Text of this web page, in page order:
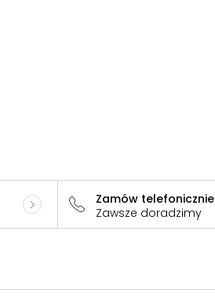
Zamów telefonicznie
Zawsze doradzimy